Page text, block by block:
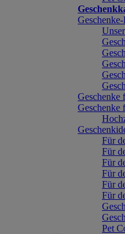
Geschenke
Geschenke
Für
Für
Für
Für
Für
Für
Pet